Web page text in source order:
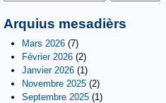
Arquius mesadièrs
Mars 2026 (7)
Février 2026 (2)
Janvier 2026 (1)
Novembre 2025 (2)
Septembre 2025 (1)